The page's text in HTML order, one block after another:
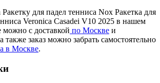
для падел тенниса Nox Ракетка для
Veronica Casadei V10 2025 в нашем
можно с доставкой по Москве и
также заказ можно забрать самостоятельно
в Москве.